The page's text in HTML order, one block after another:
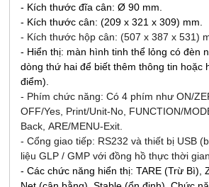
- Kích thước đĩa cân: Ø 90 mm.
- Kích thước cân: (209 x 321 x 309) mm.
- Kích thước hộp cân: (507 x 387 x 531)
- Hiển thị: màn hình tinh thể lỏng có đèn
dòng thứ hai để biết thêm thông tin hoặc
điểm).
- Phím chức năng: Có 4 phím như ON/
OFF/Yes, Print/Unit-No, FUNCTION/
Back, ARE/MENU-Exit.
- Cổng giao tiếp: RS232 và thiết bị USB
liệu GLP / GMP với đồng hồ thực thời gian.
- Các chức năng hiển thị: TARE (Trừ Bì),